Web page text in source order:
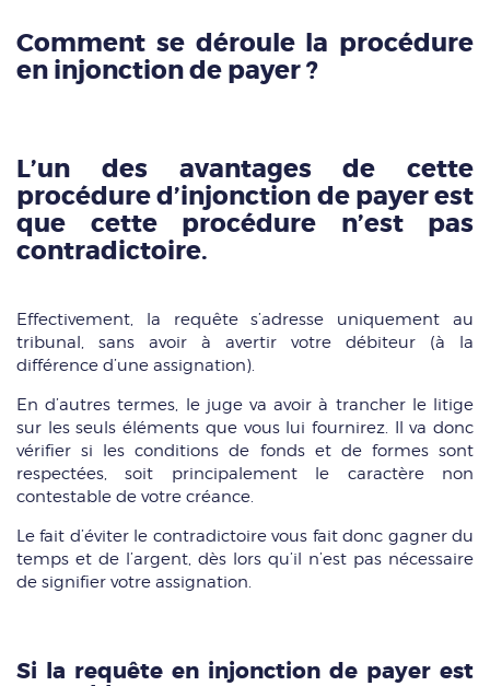
Comment se déroule la procédure
en injonction de payer ?
L’un des avantages de cette
procédure d’injonction de payer est
que cette procédure n’est pas
contradictoire.
Effectivement, la requête s’adresse uniquement au
tribunal, sans avoir à avertir votre débiteur (à la
différence d’une assignation).
En d’autres termes, le juge va avoir à trancher le litige
sur les seuls éléments que vous lui fournirez. Il va donc
vérifier si les conditions de fonds et de formes sont
respectées, soit principalement le caractère non
contestable de votre créance.
Le fait d’éviter le contradictoire vous fait donc gagner du
temps et de l’argent, dès lors qu’il n’est pas nécessaire
de signifier votre assignation.
Si la requête en injonction de payer est